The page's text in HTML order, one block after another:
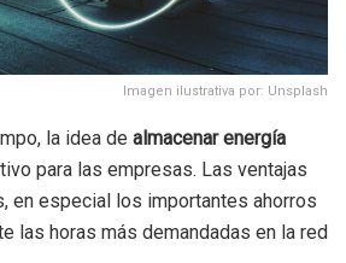
Imagen ilustrativa por: Unsplash
la idea de almacenar energía
para las empresas. Las ventajas
en especial los importantes ahorros
las horas más demandadas en la red